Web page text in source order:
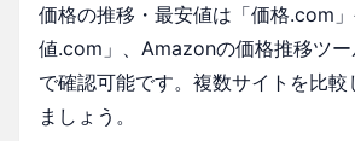
価格の推移・最安値は「価格.com
値.com」、Amazonの価格推移ツ
で確認可能です。複数サイトを比較
ましょう。